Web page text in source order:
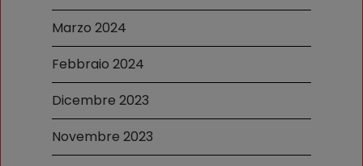
Marzo 2024
Febbraio 2024
Dicembre 2023
Novembre 2023